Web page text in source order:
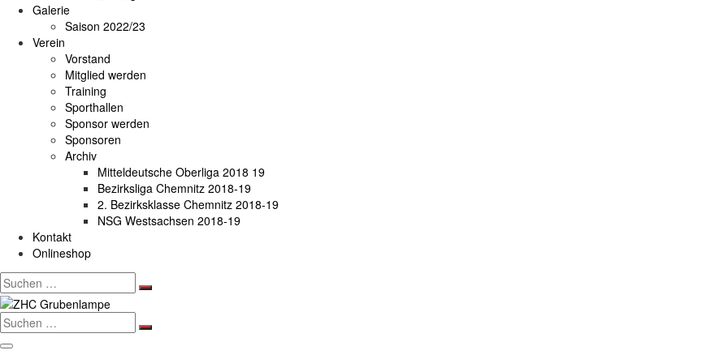
Galerie
Saison 2022/23
Verein
Vorstand
Mitglied werden
Training
Sporthallen
Sponsor werden
Sponsoren
Archiv
Mitteldeutsche Oberliga 2018 19
Bezirksliga Chemnitz 2018-19
2. Bezirksklasse Chemnitz 2018-19
NSG Westsachsen 2018-19
Kontakt
Onlineshop
Search
for:
Search
for: